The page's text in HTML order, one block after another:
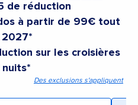
de réduction
à partir de 99€ tout
2027*
sur les croisières
Des exclusions s'appliquent